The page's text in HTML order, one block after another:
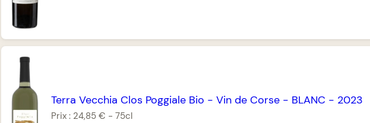
Terra Vecchia Clos Poggiale Bio -Vin de Corse - BLANC - 2023
Prix : 24,85 € -75cl